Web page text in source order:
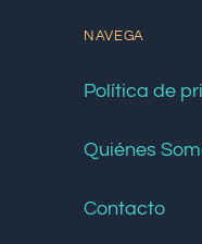
NAVEGA
Política de
Quiénes
Contacto